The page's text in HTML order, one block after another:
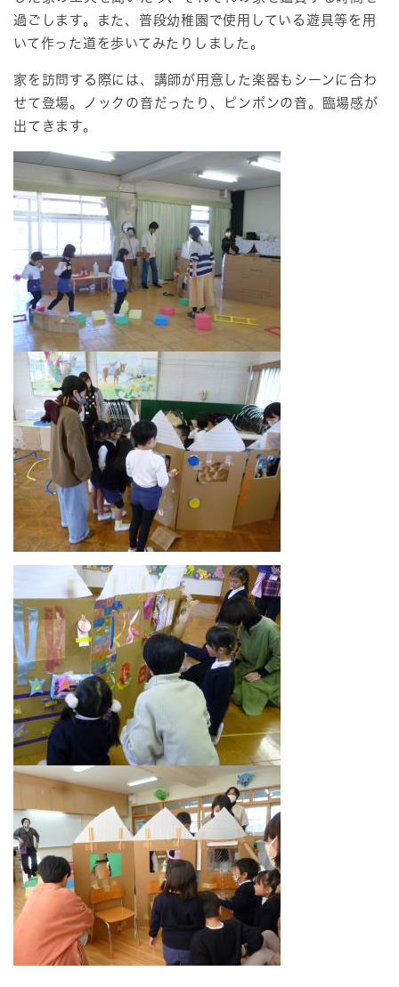
過ごします。また、普段幼稚園で使用している遊具等を用
いて作った道を歩いてみたりしました。
家を訪問する際には、講師が用意した楽器もシーンに合わ
せて登場。ノックの音だったり、ピンポンの音。臨場感が
出てきます。